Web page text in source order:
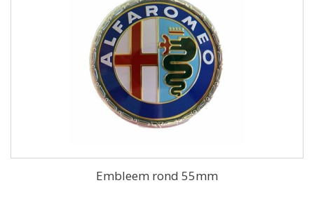
Embleem rond 55mm